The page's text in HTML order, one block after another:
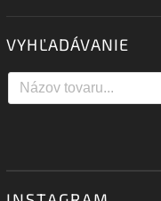
VYHĽADÁVANIE